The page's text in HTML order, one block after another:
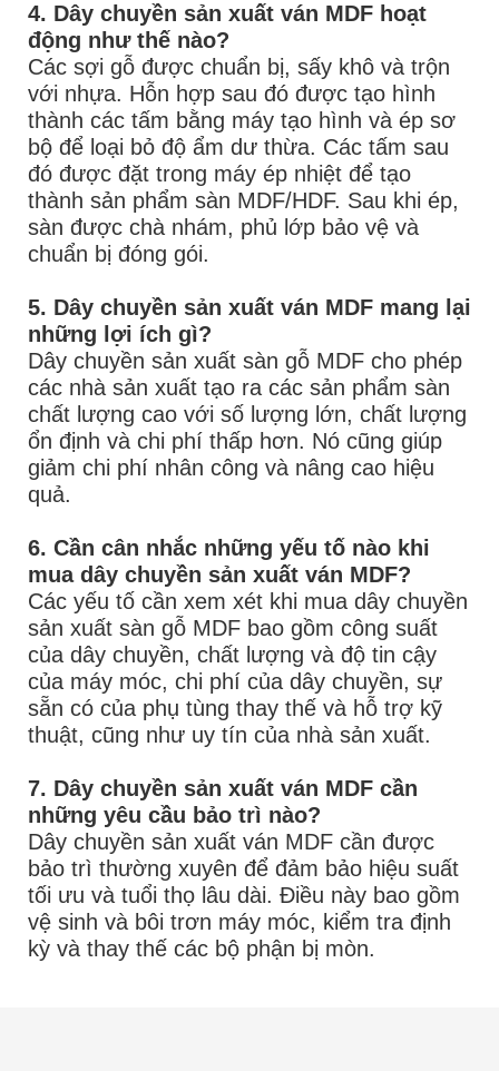
4. Dây chuyền sản xuất ván MDF hoạt
động như thế nào?
Các sợi gỗ được chuẩn bị, sấy khô và trộn
với nhựa. Hỗn hợp sau đó được tạo hình
thành các tấm bằng máy tạo hình và ép sơ
bộ để loại bỏ độ ẩm dư thừa. Các tấm sau
đó được đặt trong máy ép nhiệt để tạo
thành sản phẩm sàn MDF/HDF. Sau khi ép,
sàn được chà nhám, phủ lớp bảo vệ và
chuẩn bị đóng gói.
5. Dây chuyền sản xuất ván MDF mang lại
những lợi ích gì?
Dây chuyền sản xuất sàn gỗ MDF cho phép
các nhà sản xuất tạo ra các sản phẩm sàn
chất lượng cao với số lượng lớn, chất lượng
ổn định và chi phí thấp hơn. Nó cũng giúp
giảm chi phí nhân công và nâng cao hiệu
quả.
6. Cần cân nhắc những yếu tố nào khi
mua dây chuyền sản xuất ván MDF?
Các yếu tố cần xem xét khi mua dây chuyền
sản xuất sàn gỗ MDF bao gồm công suất
của dây chuyền, chất lượng và độ tin cậy
của máy móc, chi phí của dây chuyền, sự
sẵn có của phụ tùng thay thế và hỗ trợ kỹ
thuật, cũng như uy tín của nhà sản xuất.
7. Dây chuyền sản xuất ván MDF cần
những yêu cầu bảo trì nào?
Dây chuyền sản xuất ván MDF cần được
bảo trì thường xuyên để đảm bảo hiệu suất
tối ưu và tuổi thọ lâu dài. Điều này bao gồm
vệ sinh và bôi trơn máy móc, kiểm tra định
kỳ và thay thế các bộ phận bị mòn.